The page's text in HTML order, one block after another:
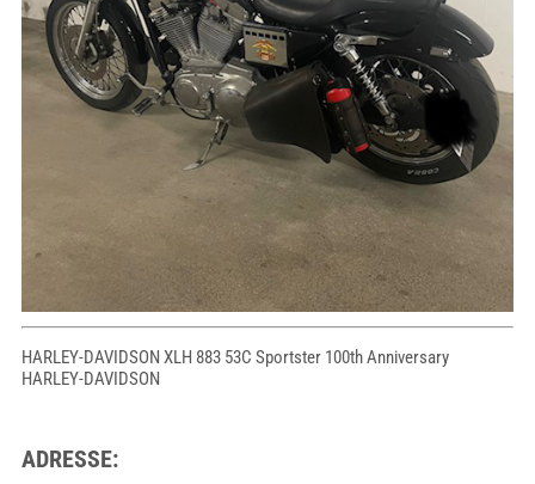
HARLEY-DAVIDSON XLH 883 53C Sportster 100th Anniversary
HARLEY-DAVIDSON
ADRESSE: